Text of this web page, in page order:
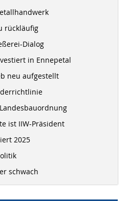
rückläufig
Dialog
in Ennepetal
neu aufgestellt
ist IIW-Präsident
2025
schwach